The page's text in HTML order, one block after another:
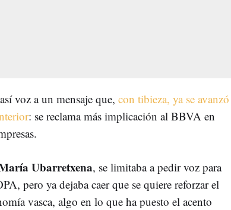
voz a un mensaje que, con tibieza, ya se avanzó
: se reclama más implicación al BBVA en
Ubarretxena, se limitaba a pedir voz para
pero ya dejaba caer que se quiere reforzar el
vasca, algo en lo que ha puesto el acento